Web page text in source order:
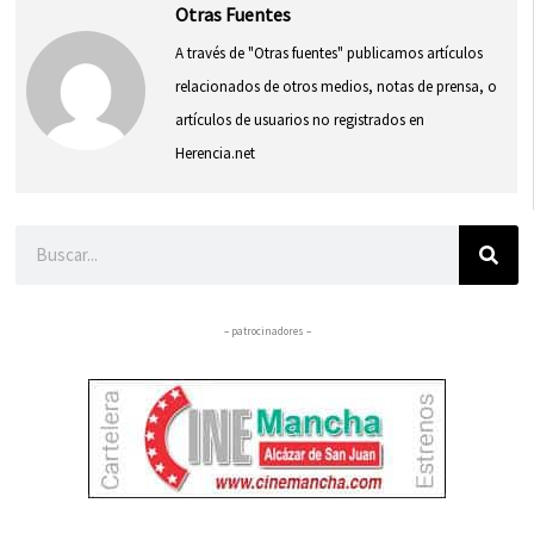
Otras Fuentes
A través de "Otras fuentes" publicamos artículos
relacionados de otros medios, notas de prensa, o
artículos de usuarios no registrados en
Herencia.net
– patrocinadores –